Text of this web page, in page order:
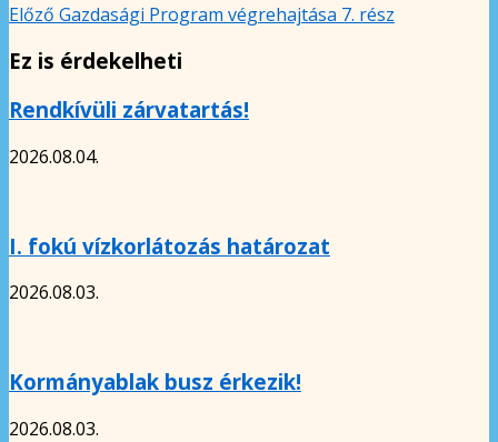
Előző Gazdasági Program végrehajtása 7. rész
Ez is érdekelheti
Rendkívüli zárvatartás!
2026.08.04.
I. fokú vízkorlátozás határozat
2026.08.03.
Kormányablak busz érkezik!
2026.08.03.